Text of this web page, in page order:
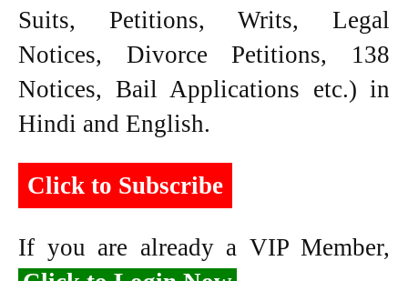
Suits, Petitions, Writs, Legal
Notices, Divorce Petitions, 138
Notices, Bail Applications etc.) in
Hindi and English.
Click to Subscribe
If you are already a VIP Member,